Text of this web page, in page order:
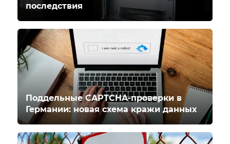
последствия
Поддельные CAPTCHA-проверки в
Германии: новая схема кражи данных